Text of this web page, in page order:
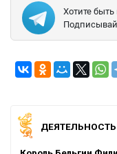
Хотите быть